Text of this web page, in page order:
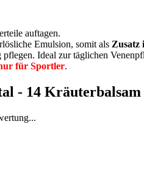
auftagen.
Emulsion, somit als Zusatz
Ideal zur täglichen
für Sportler.
- 14 Kräuterbalsam